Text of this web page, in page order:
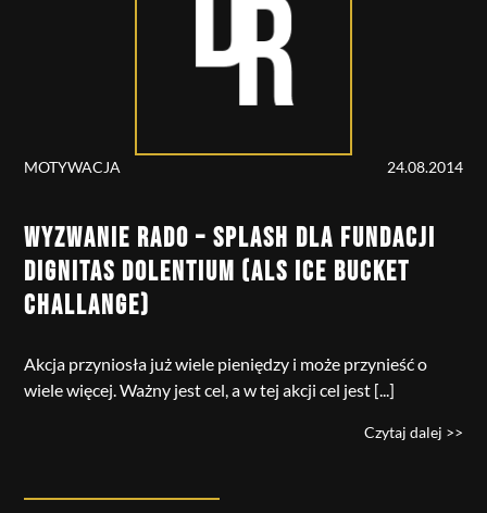
MOTYWACJA 24.08.2014
WYZWANIE RADO – SPLASH DLA FUNDACJI
DIGNITAS DOLENTIUM (ALS ICE BUCKET
CHALLANGE)
Akcja przyniosła już wiele pieniędzy i może przynieść o
wiele więcej. Ważny jest cel, a w tej akcji cel jest [...]
Czytaj dalej >>